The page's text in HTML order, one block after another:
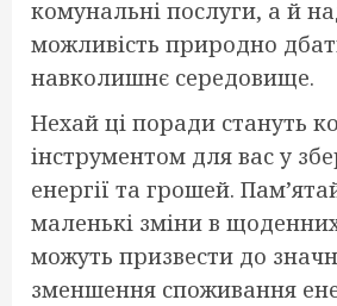
комунальні послуги, а й
можливість природно
навколишнє середовище.
Нехай ці поради стануть
інструментом для вас у
енергії та грошей.
маленькі зміни в
можуть призвести до
зменшення споживання